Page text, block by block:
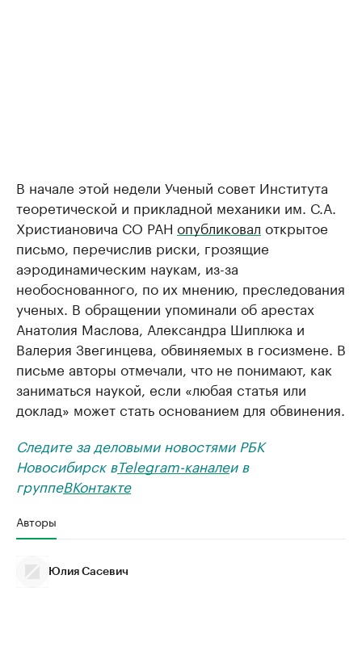
В начале этой недели Ученый совет Института
теоретической и прикладной механики им. С.А.
Христиановича СО РАН опубликовал открытое
письмо, перечислив риски, грозящие
аэродинамическим наукам, из-за
необоснованного, по их мнению, преследования
ученых. В обращении упоминали об арестах
Анатолия Маслова, Александра Шиплюка и
Валерия Звегинцева, обвиняемых в госизмене. В
письме авторы отмечали, что не понимают, как
заниматься наукой, если «любая статья или
доклад» может стать основанием для обвинения.
Следите за деловыми новостями РБК
Новосибирск вTelegram-каналеи в
группеВКонтакте
Авторы
Юлия Сасевич